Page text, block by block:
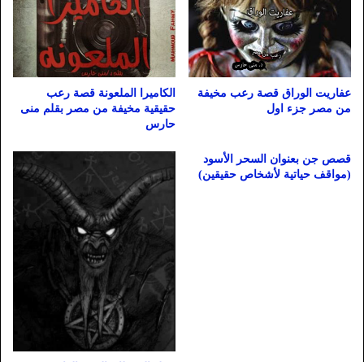
عفاريت الوراق قصة رعب مخيفة
من مصر جزء اول
الكاميرا الملعونة قصة رعب
حقيقية مخيفة من مصر بقلم منى
حارس
قصص جن بعنوان السحر الأسود
(مواقف حياتية لأشخاص حقيقين)